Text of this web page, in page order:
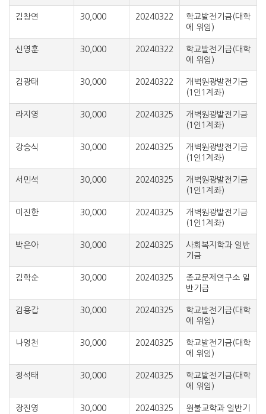
김창연 30,000 20240322
학교발전기금(대학
에 위임)
신영훈 30,000 20240322
학교발전기금(대학
에 위임)
김광태 30,000 20240322
개벽원광발전기금
(1인1계좌)
라지영 30,000 20240325
개벽원광발전기금
(1인1계좌)
강승식 30,000 20240325
개벽원광발전기금
(1인1계좌)
서민석 30,000 20240325
개벽원광발전기금
(1인1계좌)
이진한 30,000 20240325
개벽원광발전기금
(1인1계좌)
박은아 30,000 20240325
사회복지학과 일반
기금
김학순 30,000 20240325
종교문제연구소 일
반기금
김용갑 30,000 20240325
학교발전기금(대학
에 위임)
나영천 30,000 20240325
학교발전기금(대학
에 위임)
정석태 30,000 20240325
학교발전기금(대학
에 위임)
장진영 30,000 20240325
원불교학과 일반기